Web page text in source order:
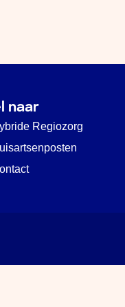
naar
Regiozorg